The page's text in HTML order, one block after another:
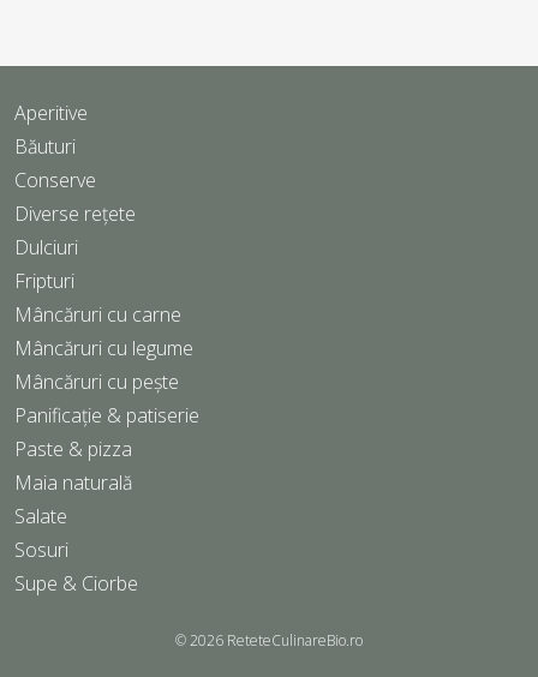
Aperitive
Băuturi
Conserve
Diverse rețete
Dulciuri
Fripturi
Mâncăruri cu carne
Mâncăruri cu legume
Mâncăruri cu pește
Panificație & patiserie
Paste & pizza
Maia naturală
Salate
Sosuri
Supe & Ciorbe
© 2026 ReteteCulinareBio.ro